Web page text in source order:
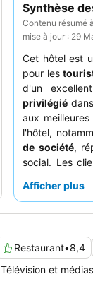
Synthèse
Contenu résumé
mise à jour : 29
Cet hôtel est
pour les
d'un
privilégié
aux
l'hôtel,
de société,
social. Les
machine à
Afficher plus
Restaurant•8,4
Télévision et médias